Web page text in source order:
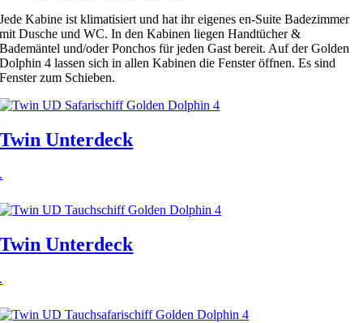
Jede Kabine ist klimatisiert und hat ihr eigenes en-Suite Badezimmer
mit Dusche und WC. In den Kabinen liegen Handtücher &
Bademäntel und/oder Ponchos für jeden Gast bereit. Auf der Golden
Dolphin 4 lassen sich in allen Kabinen die Fenster öffnen. Es sind
Fenster zum Schieben.
Twin Unterdeck
.
Twin Unterdeck
.